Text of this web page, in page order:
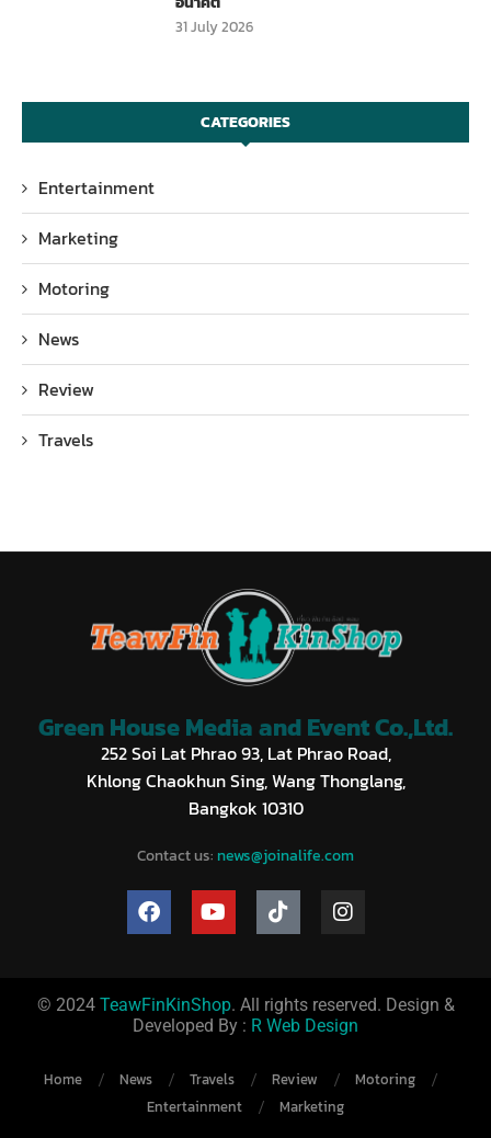
31 July 2026
CATEGORIES
Entertainment
Marketing
Motoring
News
Review
Travels
Green House Media and Event Co.,Ltd.
252 Soi Lat Phrao 93, Lat Phrao Road,
Khlong Chaokhun Sing, Wang Thonglang,
Bangkok 10310
Contact us: news@joinalife.com
© 2024 TeawFinKinShop. All rights reserved. Design &
Developed By : R Web Design
Home News Travels Review
Motoring
Entertainment
Marketing